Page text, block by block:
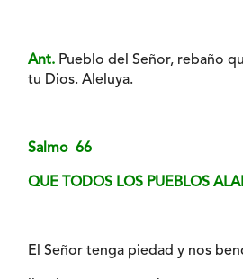
Ant. Pueblo del Señor, rebaño
tu Dios. Aleluya.
Salmo 66
QUE TODOS LOS PUEBLOS
El Señor tenga piedad y nos